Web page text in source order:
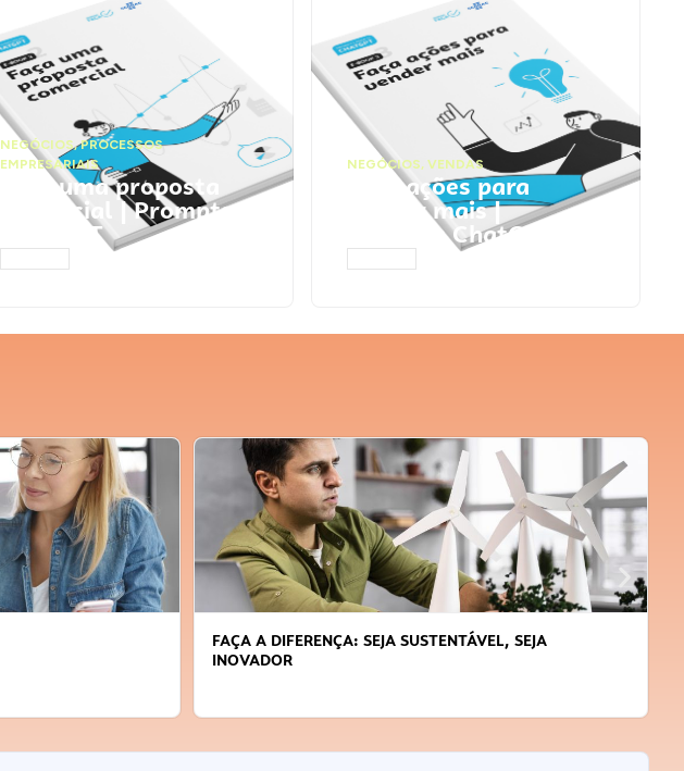
NEGÓCIOS,PROCESSOS
EMPRESARIAIS
Faça uma proposta
comercial | Prompts
ChatGPT
NEGÓCIOS, VENDAS
Faça ações para
vender mais |
Prompts ChatGPT
FAÇA A DIFERENÇA: SEJA SUSTENTÁVEL, SEJA
INOVADOR